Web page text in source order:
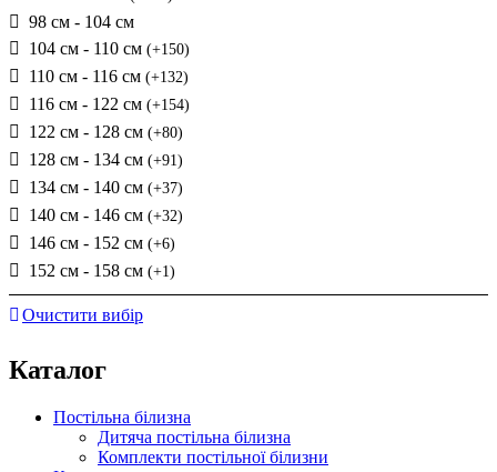
98 см - 104 см
104 см - 110 см (+150)
110 см - 116 см (+132)
116 см - 122 см (+154)
122 см - 128 см (+80)
128 см - 134 см (+91)
134 см - 140 см (+37)
140 см - 146 см (+32)
146 см - 152 см (+6)
152 см - 158 см (+1)
Очистити вибір
Каталог
Постільна білизна
Дитяча постільна білизна
Комплекти постільної білизни